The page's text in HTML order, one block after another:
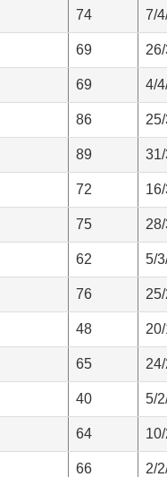
74 7/
69
69 4/
86
89
72
75
62 5/
76
48
65
40 5/
64
66 2/